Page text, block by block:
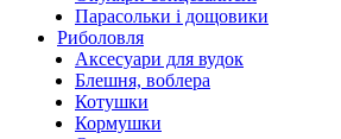
Парасольки і дощовики
Риболовля
Аксесуари для вудок
Блешня, воблера
Котушки
Кормушки